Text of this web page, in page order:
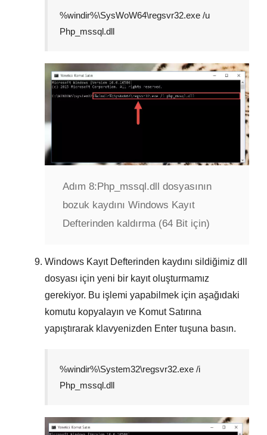
%windir%\SysWoW64\regsvr32.exe /u
Php_mssql.dll
Adım 8: Php_mssql.dll dosyasının
bozuk kaydını Windows Kayıt
Defterinden kaldırma (64 Bit için)
Windows Kayıt Defterinden kaydını sildiğimiz dll
dosyası için yeni bir kayıt oluşturmamız
gerekiyor. Bu işlemi yapabilmek için aşağıdaki
komutu kopyalayın ve Komut Satırına
yapıştırarak klavyenizden Enter tuşuna basın.
%windir%\System32\regsvr32.exe /i
Php_mssql.dll